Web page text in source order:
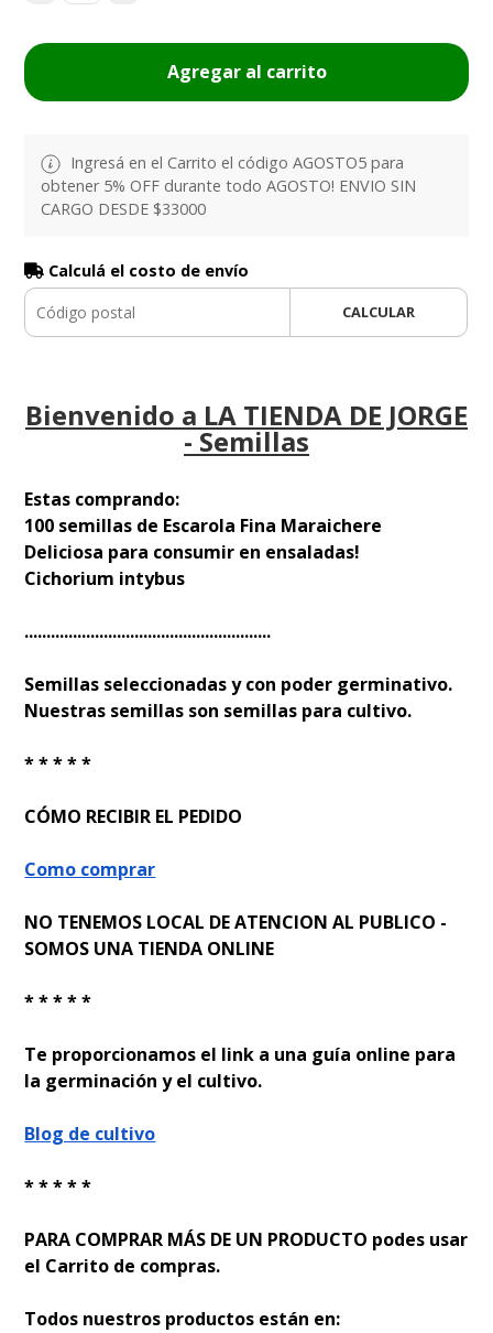
Agregar al carrito
Ingresá en el Carrito el código AGOSTO5 para
obtener 5% OFF durante todo AGOSTO! ENVIO SIN
CARGO DESDE $33000
Calculá el costo de envío
CALCULAR
Bienvenido a LA TIENDA DE JORGE
- Semillas
Estas comprando:
100 semillas de Escarola Fina Maraichere
Deliciosa para consumir en ensaladas!
Cichorium intybus
........................................................
Semillas seleccionadas y con poder germinativo.
Nuestras semillas son semillas para cultivo.
* * * * *
CÓMO RECIBIR EL PEDIDO
Como comprar
NO TENEMOS LOCAL DE ATENCION AL PUBLICO -
SOMOS UNA TIENDA ONLINE
* * * * *
Te proporcionamos el link a una guía online para
la germinación y el cultivo.
Blog de cultivo
* * * * *
PARA COMPRAR MÁS DE UN PRODUCTO podes usar
el Carrito de compras.
Todos nuestros productos están en: